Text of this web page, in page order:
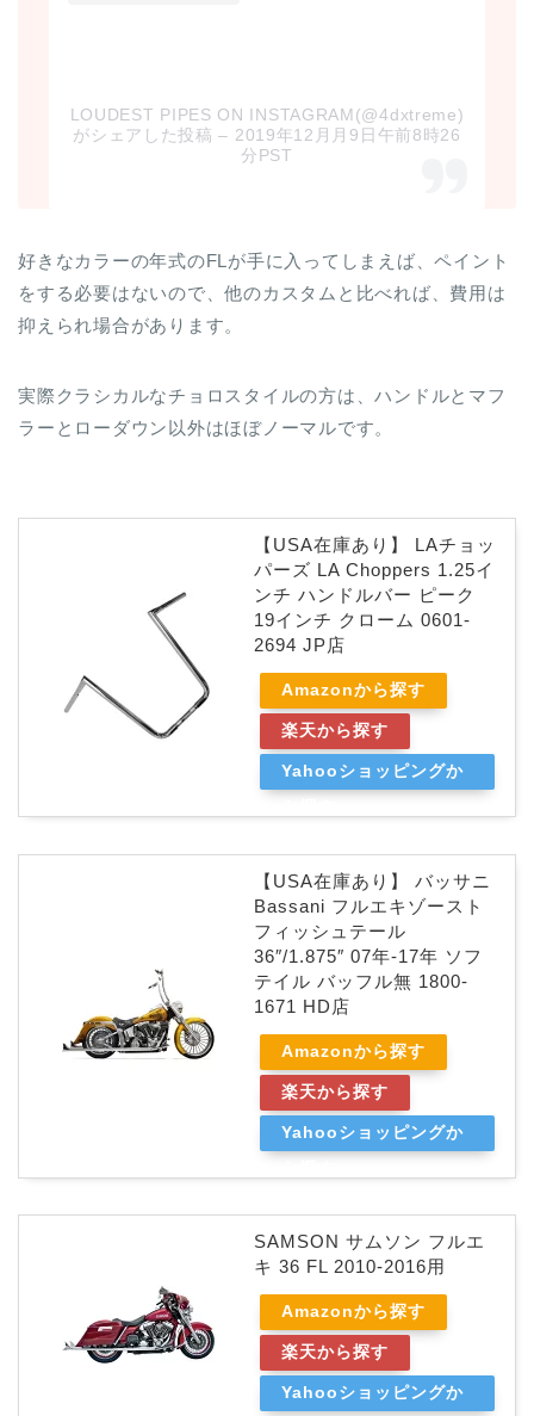
LOUDEST PIPES ON INSTAGRAM(@4dxtreme)
がシェアした投稿 – 2019年12月月9日午前8時26
分PST
好きなカラーの年式のFLが手に入ってしまえば、ペイント
をする必要はないので、他のカスタムと比べれば、費用は
抑えられ場合があります。
実際クラシカルなチョロスタイルの方は、ハンドルとマフ
ラーとローダウン以外はほぼノーマルです。
【USA在庫あり】 LAチョッ
パーズ LA Choppers 1.25イ
ンチ ハンドルバー ピーク
19インチ クローム 0601-
2694 JP店
Amazonから探す
楽天から探す
Yahooショッピングか
【USA在庫あり】 バッサニ
Bassani フルエキゾースト
フィッシュテール
36″/1.875″ 07年-17年 ソフ
テイル バッフル無 1800-
1671 HD店
Amazonから探す
楽天から探す
Yahooショッピングか
SAMSON サムソン フルエ
キ 36 FL 2010-2016用
Amazonから探す
楽天から探す
Yahooショッピングか